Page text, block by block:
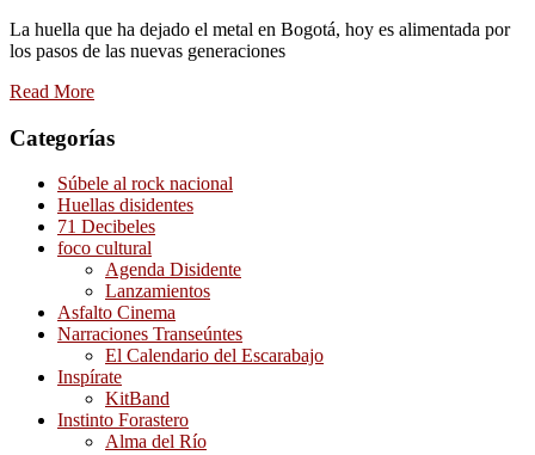
La huella que ha dejado el metal en Bogotá, hoy es alimentada por
los pasos de las nuevas generaciones
Read More
Categorías
Súbele al rock nacional
Huellas disidentes
71 Decibeles
foco cultural
Agenda Disidente
Lanzamientos
Asfalto Cinema
Narraciones Transeúntes
El Calendario del Escarabajo
Inspírate
KitBand
Instinto Forastero
Alma del Río